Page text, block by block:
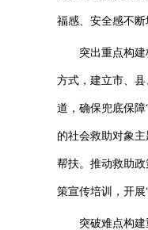
福感、安全感不断
突出重点构建核
方式，建立市、
道，确保兜底保
的社会救助对象
帮扶。推动救助
策宣传培训，开展
突破难点构建重